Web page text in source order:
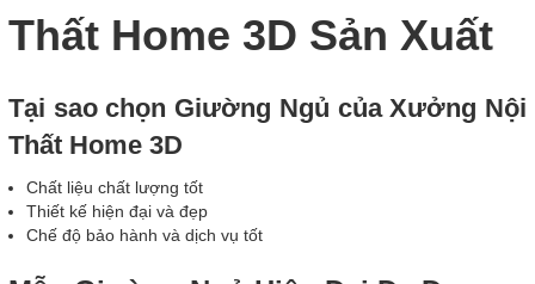
Thất Home 3D Sản Xuất
Tại sao chọn Giường Ngủ của Xưởng Nội
Thất Home 3D
Chất liệu chất lượng tốt
Thiết kế hiện đại và đẹp
Chế độ bảo hành và dịch vụ tốt